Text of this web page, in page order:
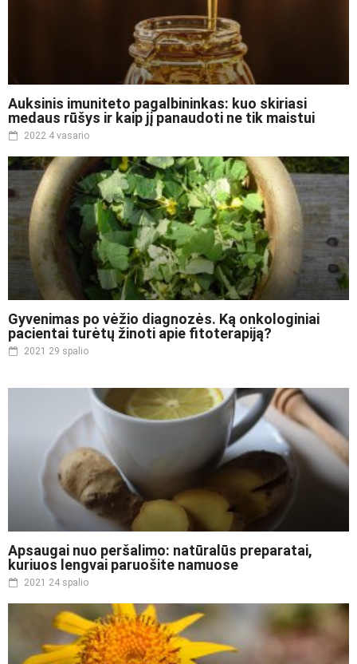
Auksinis imuniteto pagalbininkas: kuo skiriasi
medaus rūšys ir kaip jį panaudoti ne tik maistui
2022 4 vasario
Gyvenimas po vėžio diagnozės. Ką onkologiniai
pacientai turėtų žinoti apie fitoterapiją?
2021 29 spalio
Apsaugai nuo peršalimo: natūralūs preparatai,
kuriuos lengvai paruošite namuose
2021 24 spalio